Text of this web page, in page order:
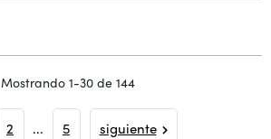
Mostrando 1-30 de 144
2 ... 5 siguiente